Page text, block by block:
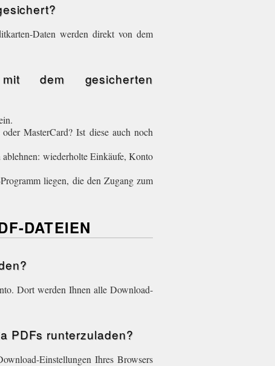
Daten werden direkt von dem
dem gesicherten
MasterCard? Ist diese auch noch
wiederholte Einkäufe, Konto
liegen, die den Zugang zum
DATEIEN
Dort werden Ihnen alle Download-
PDFs runterzuladen?
Einstellungen Ihres Browsers